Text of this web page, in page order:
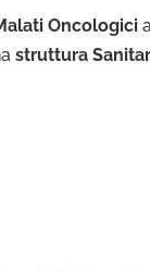
Oncologici
struttura